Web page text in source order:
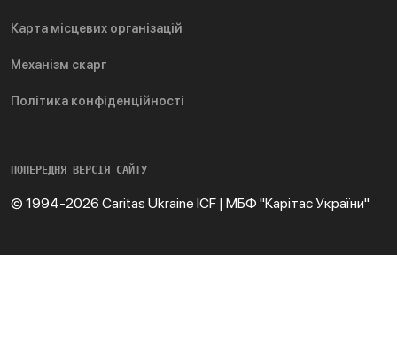
Карта місцевих організацій
Механізм скарг
Політика конфіденційності
ПОПЕРЕДНЯ ВЕРСІЯ САЙТУ
© 1994-2026 Caritas Ukraine ICF | МБФ "Карітас України"